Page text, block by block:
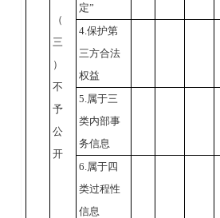
（
三
）
不
予
公
开
定”
4.保护第
三方合法
权益
5.属于三
类内部事
务信息
6.属于四
类过程性
信息